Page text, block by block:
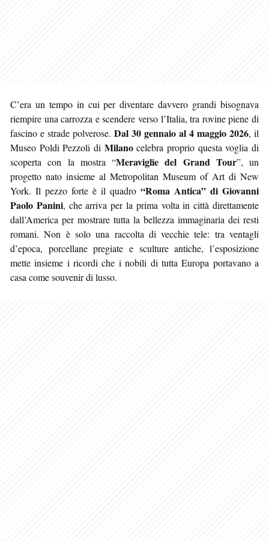
C’era un tempo in cui per diventare davvero grandi bisognava
riempire una carrozza e scendere verso l’Italia, tra rovine piene di
fascino e strade polverose. Dal 30 gennaio al 4 maggio 2026, il
Museo Poldi Pezzoli di Milanocelebra proprio questa voglia di
scoperta con la mostra “Meraviglie del Grand Tour”, un
progetto nato insieme al Metropolitan Museum of Art di New
York. Il pezzo forte è il quadro “Roma Antica” di Giovanni
Paolo Panini, che arriva per la prima volta in città direttamente
dall’America per mostrare tutta la bellezza immaginaria dei resti
romani. Non è solo una raccolta di vecchie tele: tra ventagli
d’epoca, porcellane pregiate e sculture antiche, l’esposizione
mette insieme i ricordi che i nobili di tutta Europa portavano a
casa come souvenir di lusso.